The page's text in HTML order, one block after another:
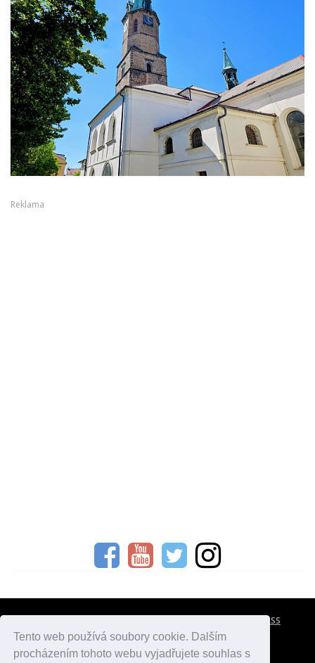
Tento web používá soubory cookie. Dalším
procházením tohoto webu vyjadřujete souhlas s
Reklama
RSS